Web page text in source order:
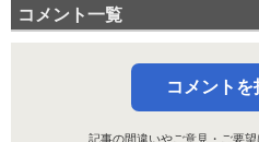
コメント一覧
コメントを
記事の間違いやご意見・ご要望